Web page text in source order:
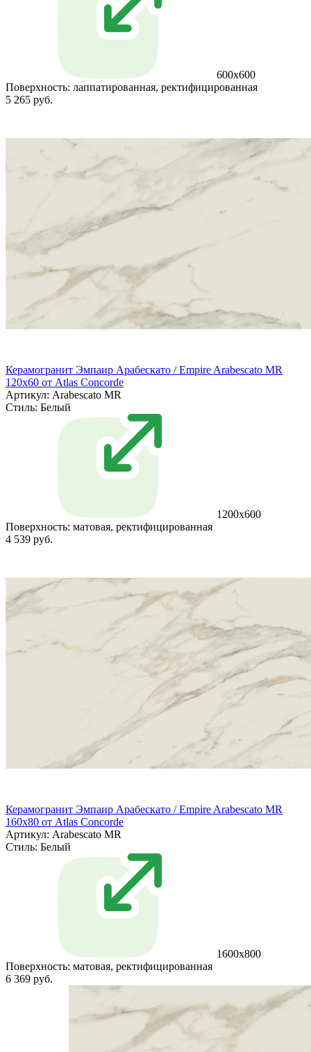
600x600
Поверхность: лаппатированная, ректифицированная
5 265 руб.
Керамогранит Эмпаир Арабескато / Empire Arabescato MR
120x60 от Atlas Concorde
Артикул: Arabescato MR
Стиль: Белый
1200x600
Поверхность: матовая, ректифицированная
4 539 руб.
Керамогранит Эмпаир Арабескато / Empire Arabescato MR
160x80 от Atlas Concorde
Артикул: Arabescato MR
Стиль: Белый
1600x800
Поверхность: матовая, ректифицированная
6 369 руб.